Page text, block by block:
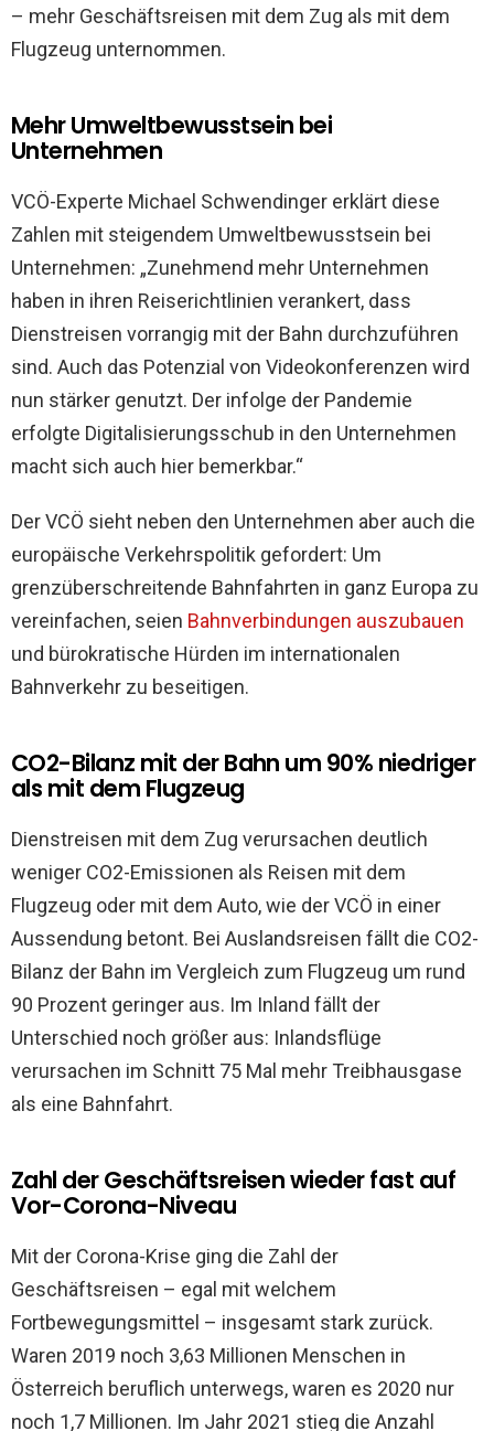
– mehr Geschäftsreisen mit dem Zug als mit dem
Flugzeug unternommen.
Mehr Umweltbewusstsein bei
Unternehmen
VCÖ-Experte Michael Schwendinger erklärt diese
Zahlen mit steigendem Umweltbewusstsein bei
Unternehmen: „Zunehmend mehr Unternehmen
haben in ihren Reiserichtlinien verankert, dass
Dienstreisen vorrangig mit der Bahn durchzuführen
sind. Auch das Potenzial von Videokonferenzen wird
nun stärker genutzt. Der infolge der Pandemie
erfolgte Digitalisierungsschub in den Unternehmen
macht sich auch hier bemerkbar.“
Der VCÖ sieht neben den Unternehmen aber auch die
europäische Verkehrspolitik gefordert: Um
grenzüberschreitende Bahnfahrten in ganz Europa zu
vereinfachen, seien Bahnverbindungen auszubauen
und bürokratische Hürden im internationalen
Bahnverkehr zu beseitigen.
CO2-Bilanz mit der Bahn um 90% niedriger
als mit dem Flugzeug
Dienstreisen mit dem Zug verursachen deutlich
weniger CO2-Emissionen als Reisen mit dem
Flugzeug oder mit dem Auto, wie der VCÖ in einer
Aussendung betont. Bei Auslandsreisen fällt die CO2-
Bilanz der Bahn im Vergleich zum Flugzeug um rund
90 Prozent geringer aus. Im Inland fällt der
Unterschied noch größer aus: Inlandsflüge
verursachen im Schnitt 75 Mal mehr Treibhausgase
als eine Bahnfahrt.
Zahl der Geschäftsreisen wieder fast auf
Vor-Corona-Niveau
Mit der Corona-Krise ging die Zahl der
Geschäftsreisen – egal mit welchem
Fortbewegungsmittel – insgesamt stark zurück.
Waren 2019 noch 3,63 Millionen Menschen in
Österreich beruflich unterwegs, waren es 2020 nur
noch 1,7 Millionen. Im Jahr 2021 stieg die Anzahl